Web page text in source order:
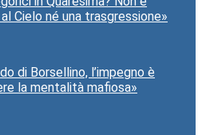
Cielo né una trasgressione»
di Borsellino, l’impegno è
la mentalità mafiosa»